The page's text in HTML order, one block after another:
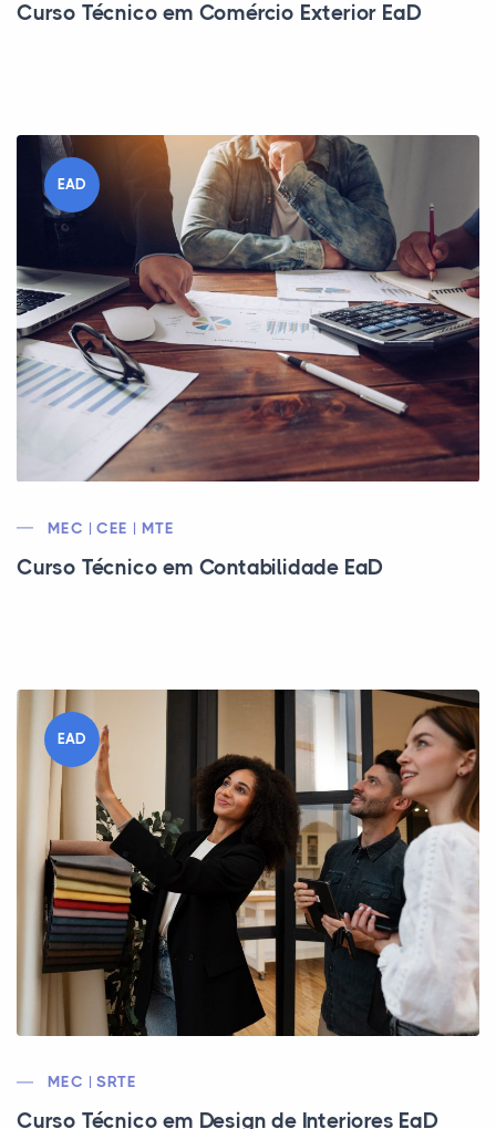
Curso Técnico em Comércio Exterior EaD
EAD
MEC | CEE | MTE
Curso Técnico em Contabilidade EaD
EAD
MEC | SRTE
Curso Técnico em Design de Interiores EaD